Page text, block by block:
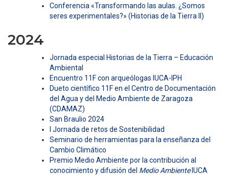
Conferencia «Transformando las aulas. ¿Somos
seres experimentales?» (Historias de la Tierra II)
2024
Jornada especial Historias de la Tierra – Educación
Ambiental
Encuentro 11F con arqueólogas IUCA-IPH
Dueto científico 11F en el Centro de Documentación
del Agua y del Medio Ambiente de Zaragoza
(CDAMAZ)
San Braulio 2024
I Jornada de retos de Sostenibilidad
Seminario de herramientas para la enseñanza del
Cambio Climático
Premio Medio Ambiente por la contribución al
conocimiento y difusión del Medio AmbienteIUCA